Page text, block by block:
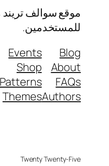
موقع سوالف
للمستخدمين.
Blog
About
FAQs
Authors
Events
Shop
Patterns
Themes
Twenty Twenty-Five